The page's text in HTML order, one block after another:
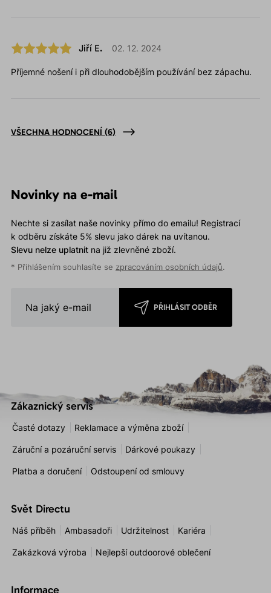
Jiří E. 02. 12. 2024
Příjemné nošení i při dlouhodobějším používání bez zápachu.
VŠECHNA HODNOCENÍ (6)
Novinky na e-mail
Nechte si zasílat naše novinky přímo do emailu! Registrací
k odběru získáte 5% slevu jako dárek na uvítanou.
Slevu nelze uplatnitna již zlevněné zboží.
* Přihlášením souhlasíte se zpracováním osobních údajů.
PŘIHLÁSIT ODBĚR
Zákaznický servis
Časté dotazy Reklamace a výměna zboží
Záruční a pozáruční servis Dárkové poukazy
Platba a doručení Odstoupení od smlouvy
Svět Directu
Náš příběh Ambasadoři Udržitelnost Kariéra
Zakázková výroba Nejlepší outdoorové oblečení
Informace